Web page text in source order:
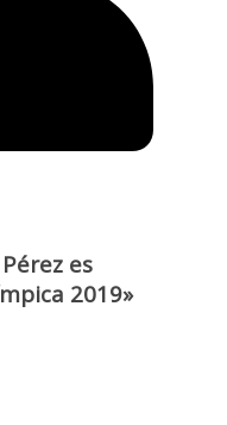
es
2019»